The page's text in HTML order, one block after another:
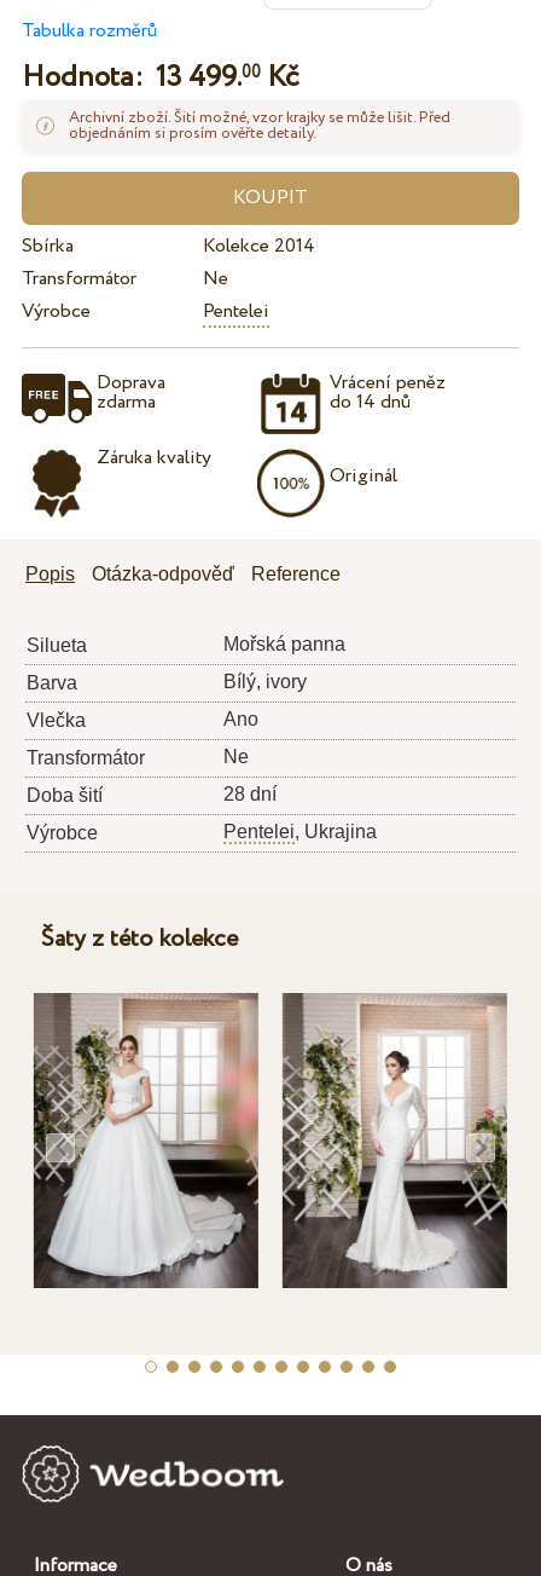
Tabulka rozměrů
Hodnota: 13 499.00Kč
Archivní zboží. Šití možné, vzor krajky se může lišit. Před
objednáním si prosím ověřte detaily.
Sbírka
Kolekce 2014
Transformátor
Ne
Výrobce
Pentelei
Doprava
zdarma
Záruka kvality
Vrácení peněz
do 14 dnů
Originál
Popis Otázka-odpověď Reference
Silueta
Mořská panna
Barva
Bílý, ivory
Vlečka
Ano
Transformátor
Ne
Doba šití
28 dní
Výrobce
Pentelei, Ukrajina
Šaty z této kolekce
Informace O nás